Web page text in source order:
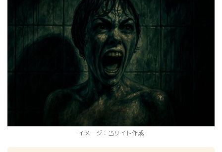
イメージ：当サイト作成